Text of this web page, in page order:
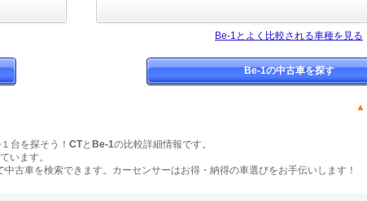
Be-1とよく比較される車種を見る
Be-1の中古車を探す
台を探そう！ CTと Be-1の比較詳細情報です。
います。
古車を検索できます。カーセンサーはお得・納得の車選びをお手伝いします！